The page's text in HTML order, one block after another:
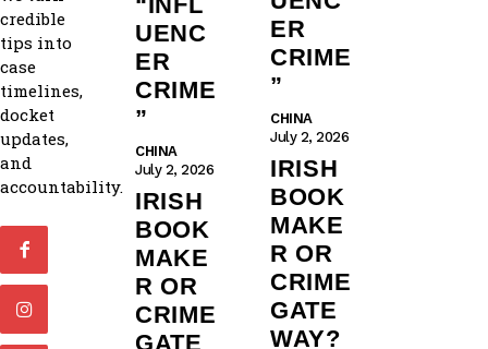
credible
tips into
case
timelines,
docket
updates,
and
accountability.
UENC
ER
CRIME
”
CHINA
July 2, 2026
IRISH
BOOK
MAKE
R OR
CRIME
GATE
ER
CRIME
”
CHINA
July 2, 2026
IRISH
BOOK
MAKE
R OR
CRIME
GATE
WAY?